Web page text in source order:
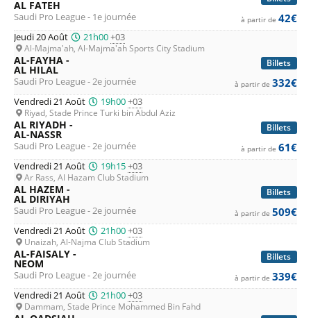
AL FATEH
Saudi Pro League - 1e journée à partir de 42€
Jeudi 20 Août 21h00+03
Al-Majma'ah, Al-Majma'ah Sports City Stadium
Billets
AL-FAYHA -
AL HILAL
Saudi Pro League - 2e journée à partir de 332€
Vendredi 21 Août 19h00+03
Riyad, Stade Prince Turki bin Abdul Aziz
Billets
AL RIYADH -
AL-NASSR
Saudi Pro League - 2e journée à partir de 61€
Vendredi 21 Août 19h15+03
Ar Rass, Al Hazam Club Stadium
Billets
AL HAZEM -
AL DIRIYAH
Saudi Pro League - 2e journée à partir de 509€
Vendredi 21 Août 21h00+03
Unaizah, Al-Najma Club Stadium
Billets
AL-FAISALY -
NEOM
Saudi Pro League - 2e journée à partir de 339€
Vendredi 21 Août 21h00+03
Dammam, Stade Prince Mohammed Bin Fahd